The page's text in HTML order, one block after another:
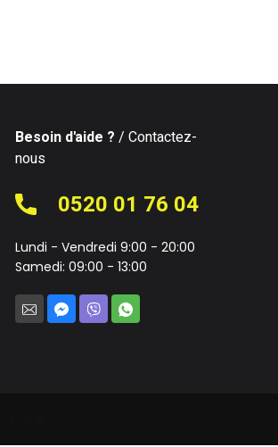
Besoin d'aide ? / Contactez-
nous
0520 01 76 04
Lundi - Vendredi 9:00 - 20:00
Samedi: 09:00 - 13:00